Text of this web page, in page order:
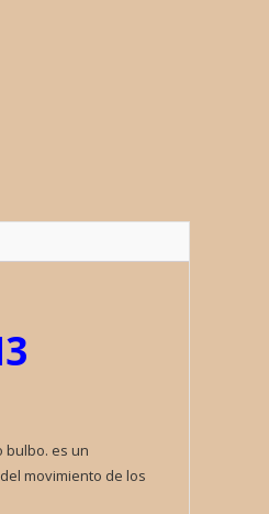
bulbo. es un
movimiento de los